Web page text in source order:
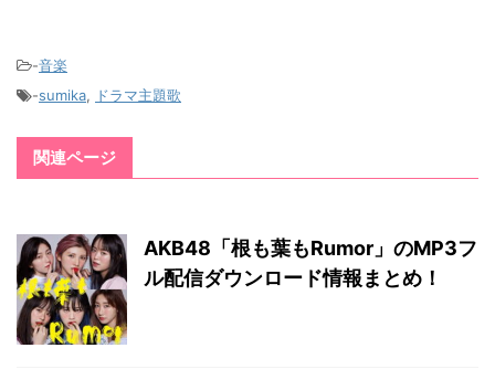
-音楽
-sumika, ドラマ主題歌
関連ページ
AKB48「根も葉もRumor」のMP3フ
ル配信ダウンロード情報まとめ！